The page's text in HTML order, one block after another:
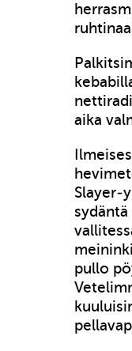
aika
Slayer-
pullo